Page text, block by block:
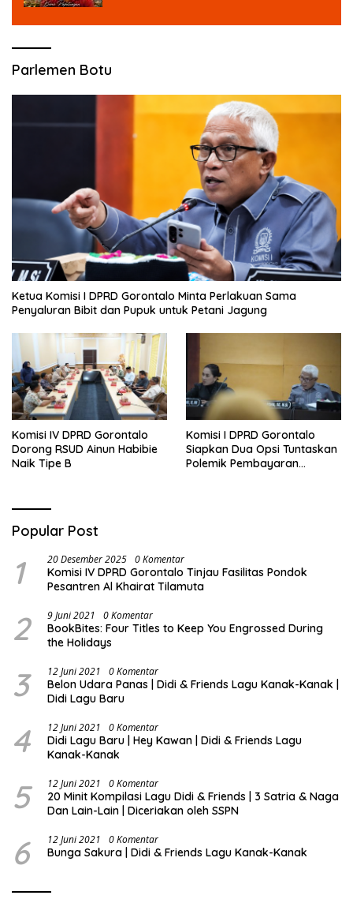
Parlemen Botu
Ketua Komisi I DPRD Gorontalo Minta Perlakuan Sama
Penyaluran Bibit dan Pupuk untuk Petani Jagung
Komisi IV DPRD Gorontalo
Dorong RSUD Ainun Habibie
Naik Tipe B
Komisi I DPRD Gorontalo
Siapkan Dua Opsi Tuntaskan
Polemik Pembayaran
Popular Post
1 20 Desember 2025 0 Komentar
Komisi IV DPRD Gorontalo Tinjau Fasilitas Pondok
Pesantren Al Khairat Tilamuta
2 9 Juni 2021 0 Komentar
BookBites: Four Titles to Keep You Engrossed During
the Holidays
3 12 Juni 2021 0 Komentar
Belon Udara Panas | Didi & Friends Lagu Kanak-Kanak |
Didi Lagu Baru
4 12 Juni 2021 0 Komentar
Didi Lagu Baru | Hey Kawan | Didi & Friends Lagu
Kanak-Kanak
5 12 Juni 2021 0 Komentar
20 Minit Kompilasi Lagu Didi & Friends | 3 Satria & Naga
Dan Lain-Lain | Diceriakan oleh SSPN
6 12 Juni 2021 0 Komentar
Bunga Sakura | Didi & Friends Lagu Kanak-Kanak